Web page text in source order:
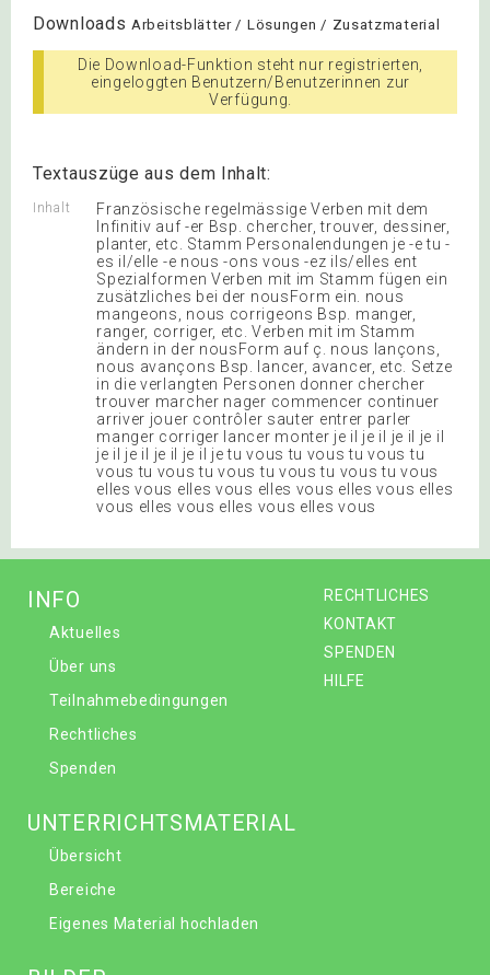
Downloads Arbeitsblätter / Lösungen / Zusatzmaterial
Die Download-Funktion steht nur registrierten,
eingeloggten Benutzern/Benutzerinnen zur
Verfügung.
Textauszüge aus dem Inhalt:
Inhalt
Französische regelmässige Verben mit dem
Infinitiv auf -er Bsp. chercher, trouver, dessiner,
planter, etc. Stamm Personalendungen je -e tu -
es il/elle -e nous -ons vous -ez ils/elles ent
Spezialformen Verben mit im Stamm fügen ein
zusätzliches bei der nousForm ein. nous
mangeons, nous corrigeons Bsp. manger,
ranger, corriger, etc. Verben mit im Stamm
ändern in der nousForm auf ç. nous lançons,
nous avançons Bsp. lancer, avancer, etc. Setze
in die verlangten Personen donner chercher
trouver marcher nager commencer continuer
arriver jouer contrôler sauter entrer parler
manger corriger lancer monter je il je il je il je il
je il je il je il je il je tu vous tu vous tu vous tu
vous tu vous tu vous tu vous tu vous tu vous
elles vous elles vous elles vous elles vous elles
vous elles vous elles vous elles vous
RECHTLICHES
KONTAKT
SPENDEN
HILFE
INFO
Aktuelles
Über uns
Teilnahmebedingungen
Rechtliches
Spenden
UNTERRICHTSMATERIAL
Übersicht
Bereiche
Eigenes Material hochladen